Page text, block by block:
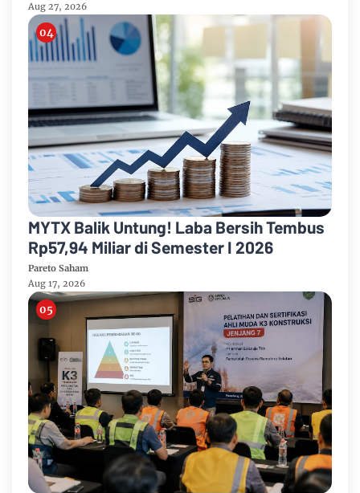
Aug 27, 2026
MYTX Balik Untung! Laba Bersih Tembus
Rp57,94 Miliar di Semester I 2026
Pareto Saham
Aug 17, 2026